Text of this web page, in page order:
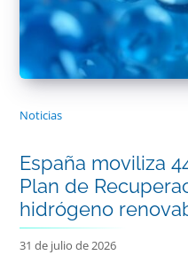
Noticias
España moviliza
Plan de
hidrógeno
31 de julio de 2026